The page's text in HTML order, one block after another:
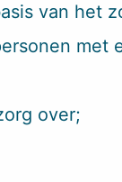
van het
met
over;